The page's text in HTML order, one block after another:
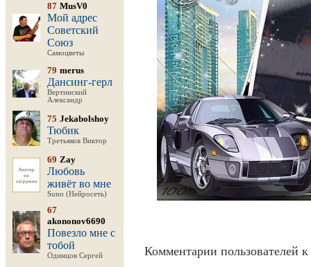
87 MusV0
Мой адрес
Советский
Союз
Самоцветы
79 merus
Дансинг-герл
Вертинский
Александр
75 Jekabolshoy
Тюбик
Третьяков Виктор
69 Zay
Любовь
живёт во мне
Suno (Нейросеть)
67
akononov6690
Повезло мне с
тобой
Одинцов Сергей Комментарии пользователей